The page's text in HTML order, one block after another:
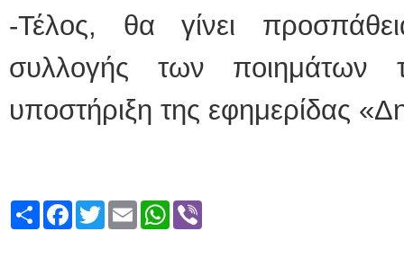
-Τέλος, θα γίνει
συλλογής των ποιημάτων
υποστήριξη της εφημερίδας
ShareFacebook
TwitterEmailWhatsApp